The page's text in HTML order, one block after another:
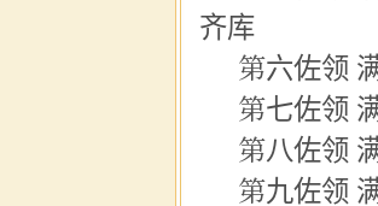
齐库
第六佐领
第七佐领
第八佐领
第九佐领